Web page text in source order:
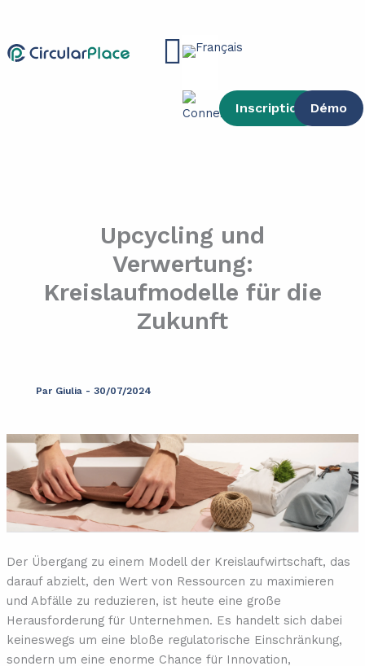
contenu
Main
Inscription Démo
Upcycling und
Verwertung:
Kreislaufmodelle für die
Zukunft
Par Giulia - 30/07/2024
Der Übergang zu einem Modell der Kreislaufwirtschaft, das
darauf abzielt, den Wert von Ressourcen zu maximieren
und Abfälle zu reduzieren, ist heute eine große
Herausforderung für Unternehmen. Es handelt sich dabei
keineswegs um eine bloße regulatorische Einschränkung,
sondern um eine enorme Chance für Innovation,